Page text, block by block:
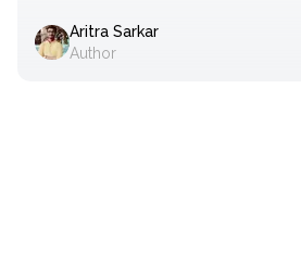
Aritra Sarkar
Author